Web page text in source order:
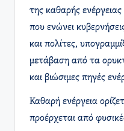
της καθαρής
που ενώνει
και πολίτες,
μετάβαση από τα
και βιώσιμες πηγές
Καθαρή ενέργεια
προέρχεται από